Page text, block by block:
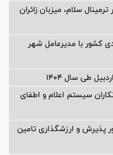
سلام، میزبان زائران
کشور با مدیرعامل شهر
سیستم اعلام و اطفای
پذیرش و ارزشگذاری تامین